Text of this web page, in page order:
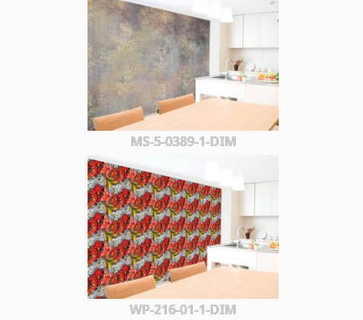
MS-5-0389-1-DIM
WP-216-01-1-DIM